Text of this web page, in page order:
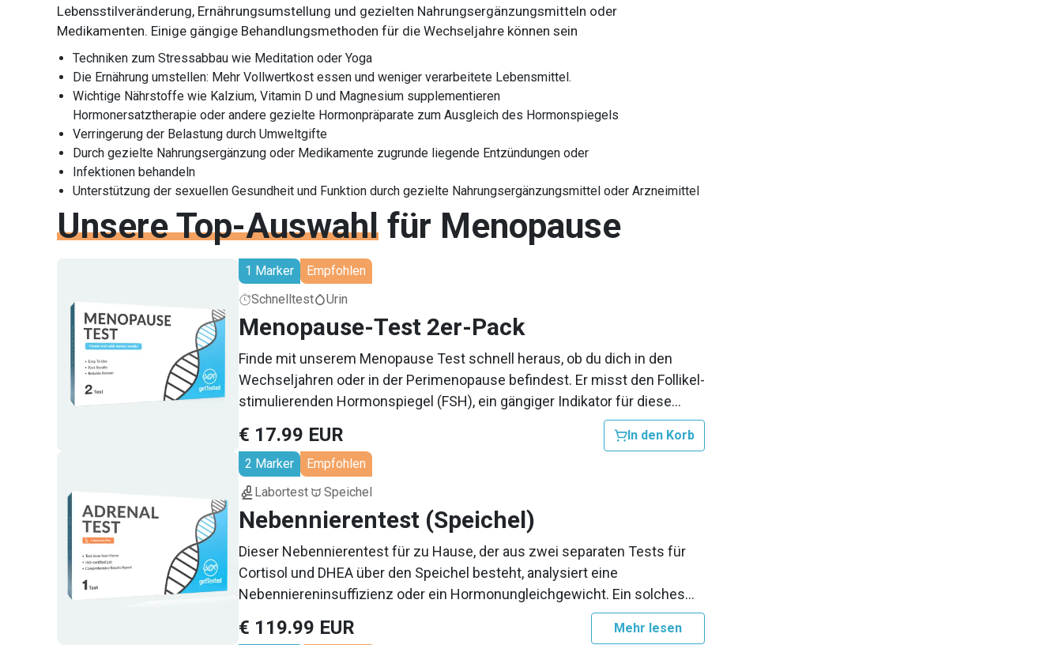
Lebensstilveränderung, Ernährungsumstellung und gezielten Nahrungsergänzungsmitteln oder
Medikamenten. Einige gängige Behandlungsmethoden für die Wechseljahre können sein
Techniken zum Stressabbau wie Meditation oder Yoga
Die Ernährung umstellen: Mehr Vollwertkost essen und weniger verarbeitete Lebensmittel.
Wichtige Nährstoffe wie Kalzium, Vitamin D und Magnesium supplementieren
Hormonersatztherapie oder andere gezielte Hormonpräparate zum Ausgleich des Hormonspiegels
Verringerung der Belastung durch Umweltgifte
Durch gezielte Nahrungsergänzung oder Medikamente zugrunde liegende Entzündungen oder
Infektionen behandeln
Unterstützung der sexuellen Gesundheit und Funktion durch gezielte Nahrungsergänzungsmittel oder Arzneimittel
Unsere Top-Auswahl für Menopause
1 Marker
Empfohlen
Schnelltest
Urin
Menopause-Test 2er-Pack
Finde mit unserem Menopause Test schnell heraus, ob du dich in den
Wechseljahren oder in der Perimenopause befindest. Er misst den Follikel-
stimulierenden Hormonspiegel (FSH), ein gängiger Indikator für diese
Übergangsphase im Leben einer Frau, und liefert so eine schnelle Antwort.
Hormonelle Veränderungen im Körper regulieren den
Menstruationszyklus, und mit dem Rückgang der Östrogenproduktion
beginnt der Körper mit der Erhöhung der Produktion von FSH, das
normalerweise die Entwicklung der Eizellen bei Frauen steuert.
€ 17.99 EUR
In den Korb
2 Marker
Empfohlen
Labortest
Speichel
Nebennierentest (Speichel)
Dieser Nebennierentest für zu Hause, der aus zwei separaten Tests für
Cortisol und DHEA über den Speichel besteht, analysiert eine
Nebenniereninsuffizienz oder ein Hormonungleichgewicht. Ein solches
Ungleichgewicht kann zu den typischen Symptomen einer
Nebennierenmüdigkeit führen, einschließlich Müdigkeit oder Erschöpfung,
€ 119.99 EUR
Mehr lesen